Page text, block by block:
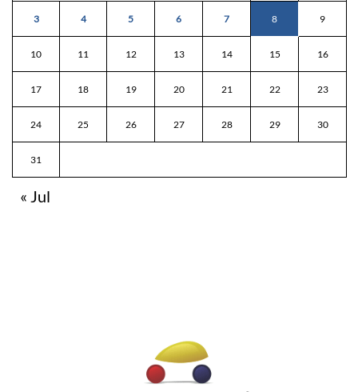
3 4 5 6 7 8 9
10 11 12 13 14 15 16
17 18 19 20 21 22 23
24 25 26 27 28 29 30
31
« Jul